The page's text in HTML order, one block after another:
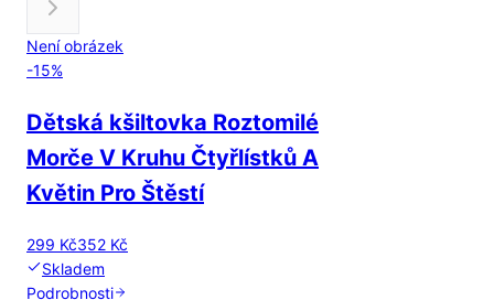
Není obrázek
-15%
Dětská kšiltovka Roztomilé
Morče V Kruhu Čtyřlístků A
Květin Pro Štěstí
299 Kč352 Kč
Skladem
Podrobnosti